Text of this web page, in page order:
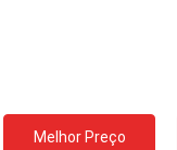
Melhor Preço